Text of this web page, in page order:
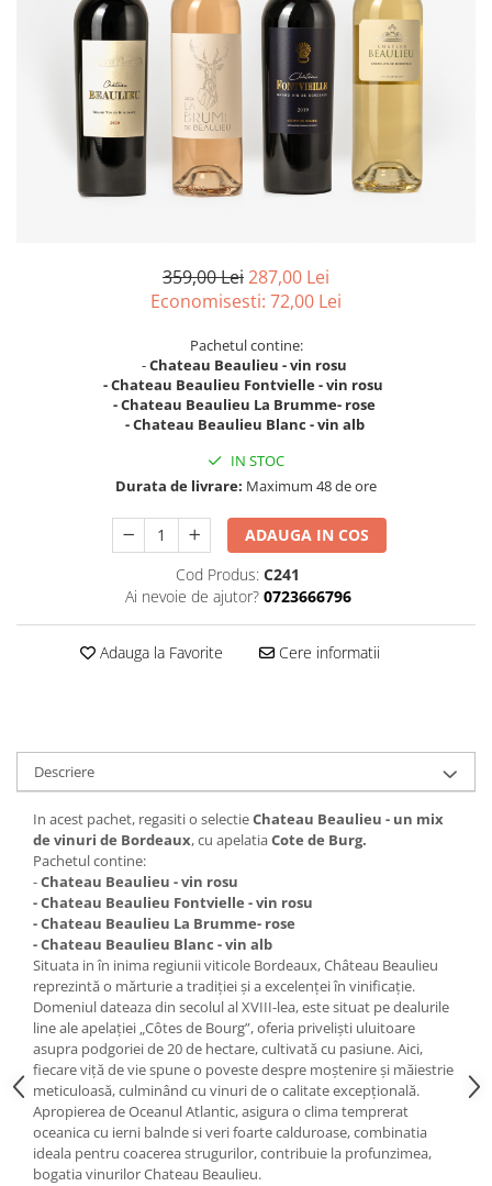
Vinuri din Franta
Vinuri Alsacia
Vinuri din Spania
Vinuri Catalonia
Vinuri din Ungaria
Sortare dupa crama/ domenii
Sortare dupa soiul de vita de vie
Cabernet
359,00 Lei287,00 Lei
Economisesti: 72,00 Lei
Pachetul contine:
-Chateau Beaulieu - vin rosu
- Chateau Beaulieu Fontvielle - vin rosu
- Chateau Beaulieu La Brumme- rose
- Chateau Beaulieu Blanc - vin alb
IN STOC
Durata de livrare: Maximum 48 de ore
ADAUGA IN COS
Cod Produs: C241
Ai nevoie de ajutor? 0723666796
Adauga la Favorite Cere informatii
Descriere
In acest pachet, regasiti o selectieChateau Beaulieu - un mix
de vinuri de Bordeaux, cu apelatiaCote de Burg.
Pachetul contine:
-Chateau Beaulieu - vin rosu
- Chateau Beaulieu Fontvielle - vin rosu
- Chateau Beaulieu La Brumme- rose
- Chateau Beaulieu Blanc - vin alb
Situata in în inima regiunii viticole Bordeaux, Château Beaulieu
reprezintă o mărturie a tradiției și a excelenței în vinificație.
Domeniul dateaza din secolul al XVIII-lea, este situat pe dealurile
line ale apelației „Côtes de Bourg”, oferia priveliști uluitoare
asupra podgoriei de 20 de hectare, cultivată cu pasiune. Aici,
fiecare viță de vie spune o poveste despre moștenire și măiestrie
meticuloasă, culminând cu vinuri de o calitate excepțională.
Apropierea de Oceanul Atlantic, asigura o clima temprerat
oceanica cu ierni balnde si veri foarte calduroase, combinatia
ideala pentru coacerea strugurilor, contribuie la profunzimea,
bogatia vinurilor Chateau Beaulieu.